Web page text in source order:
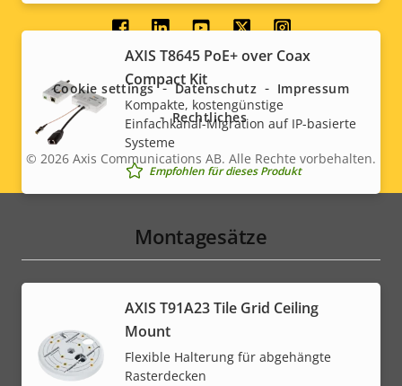
AXIS T8645 PoE+ over Coax
Compact Kit
Kompakte, kostengünstige
Einfachkanal-Migration auf IP-basierte
Systeme
Empfohlen für dieses Produkt
Montagesätze
AXIS T91A23 Tile Grid Ceiling
Mount
Flexible Halterung für abgehängte
Rasterdecken
Social
menu
Legal
© 2026 Axis Communications AB. Alle Rechte vorbehalten.
Cookie settings Datenschutz
Impressum
Rechtliches